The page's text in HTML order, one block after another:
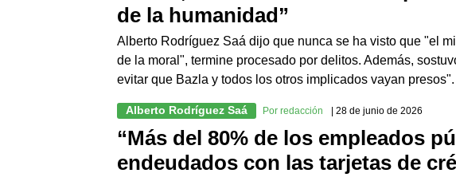
de la humanidad”
Alberto Rodríguez Saá dijo que nunca se ha visto que "el
de la moral", termine procesado por delitos. Además,
evitar que Bazla y todos los otros implicados vayan presos".
Alberto Rodríguez Saá Por redacción | 28 de junio de 2026
“Más del 80% de los empleados
endeudados con las tarjetas de